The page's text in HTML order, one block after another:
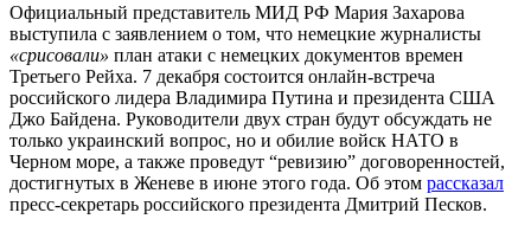
Официальный представитель МИД РФ Мария Захарова
выступила с заявлением о том, что немецкие журналисты
«срисовали» план атаки с немецких документов времен
Третьего Рейха. 7 декабря состоится онлайн-встреча
российского лидера Владимира Путина и президента США
Джо Байдена. Руководители двух стран будут обсуждать не
только украинский вопрос, но и обилие войск НАТО в
Черном море, а также проведут “ревизию” договоренностей,
достигнутых в Женеве в июне этого года. Об этом рассказал
пресс-секретарь российского президента Дмитрий Песков.